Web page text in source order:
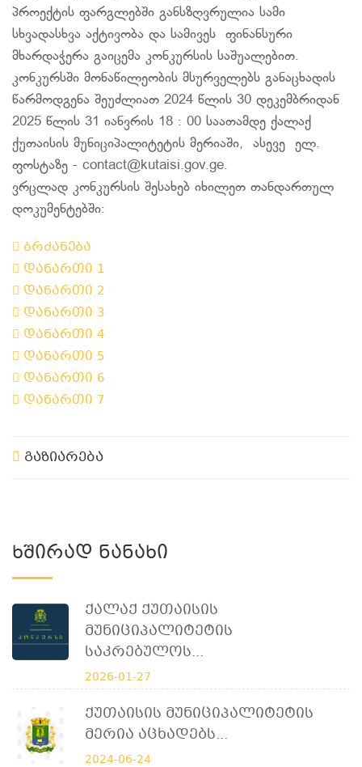
პროექტის ფარგლებში განსზღვრულია სამი
სხვადასხვა აქტივობა და სამივეს ფინანსური
მხარდაჭერა გაიცემა კონკურსის საშუალებით.
კონკურსში მონაწილეობის მსურველებს განაცხადის
წარმოდგენა შეუძლიათ 2024 წლის 30 დეკემბრიდან
2025 წლის 31 იანვრის 18 : 00 საათამდე ქალაქ
ქუთაისის მუნიციპალიტეტის მერიაში, ასევე ელ.
ფოსტაზე - contact@kutaisi.gov.ge.
ვრცლად კონკურსის შესახებ იხილეთ თანდართულ
დოკუმენტებში:
ბრძანება
დანართი 1
დანართი 2
დანართი 3
დანართი 4
დანართი 5
დანართი 6
დანართი 7
გაზიარება
Ხშირად Ნანახი
Ქალაქ Ქუთაისის
Მუნიციპალიტეტის
Საკრებულოს...
2026-01-27
Ქუთაისის Მუნიციპალიტეტის
Მერია Აცხადებს...
2024-06-24